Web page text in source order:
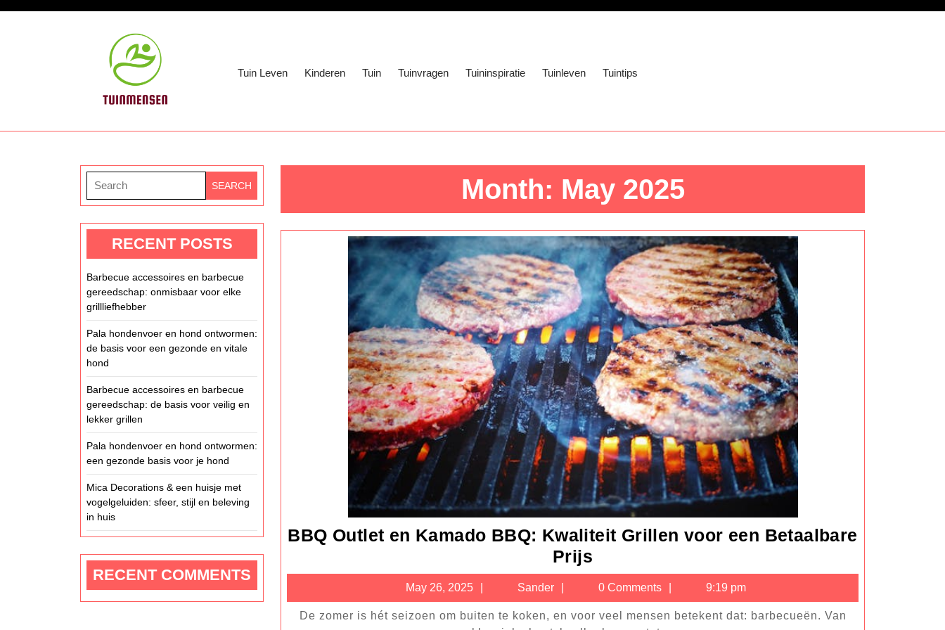
Tuin Leven Kinderen Tuin Tuinvragen Tuininspiratie Tuinleven Tuintips
Search
RECENT POSTS
Barbecue accessoires en barbecue
gereedschap: onmisbaar voor elke
grillliefhebber
Pala hondenvoer en hond ontwormen:
de basis voor een gezonde en vitale
hond
Barbecue accessoires en barbecue
gereedschap: de basis voor veilig en
lekker grillen
Pala hondenvoer en hond ontwormen:
een gezonde basis voor je hond
Mica Decorations & een huisje met
vogelgeluiden: sfeer, stijl en beleving
in huis
RECENT COMMENTS
Month: May 2025
BBQ Outlet en Kamado BBQ: Kwaliteit Grillen voor een Betaalbare
Prijs
Outlet
en
Kamado
May 26, 2025
26,
2025
Sander Sander0 Comments 9:19 pm
De zomer is hét seizoen om buiten te koken, en voor veel mensen betekent dat: barbecueën. Van